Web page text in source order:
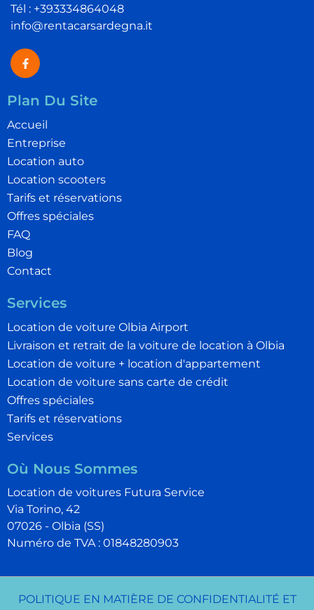
Tél : +393334864048
info@rentacarsardegna.it
Plan Du Site
Accueil
Entreprise
Location auto
Location scooters
Tarifs et réservations
Offres spéciales
FAQ
Blog
Contact
Services
Location de voiture Olbia Airport
Livraison et retrait de la voiture de location à Olbia
Location de voiture + location d'appartement
Location de voiture sans carte de crédit
Offres spéciales
Tarifs et réservations
Services
Où Nous Sommes
Location de voitures Futura Service
Via Torino, 42
07026 - Olbia (SS)
Numéro de TVA : 01848280903
POLITIQUE EN MATIÈRE DE CONFIDENTIALITÉ ET